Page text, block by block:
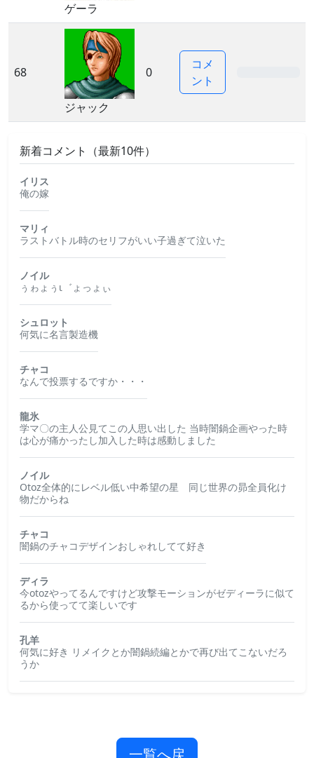
ゲーラ
68
ジャック
0
コメ
ント
新着コメント（最新10件）
イリス
俺の嫁
マリィ
ラストバトル時のセリフがいい子過ぎて泣いた
ノイル
ぅゎょぅι゛ょっょぃ
シュロット
何気に名言製造機
チャコ
なんで投票するですか・・・
龍氷
学マ〇の主人公見てこの人思い出した 当時闇鍋企画やった時
は心が痛かったし加入した時は感動しました
ノイル
Otoz全体的にレベル低い中希望の星 同じ世界の昴全員化け
物だからね
チャコ
闇鍋のチャコデザインおしゃれしてて好き
ディラ
今otozやってるんですけど攻撃モーションがゼディーラに似て
るから使ってて楽しいです
孔羊
何気に好き リメイクとか闇鍋続編とかで再び出てこないだろ
うか
一覧へ戻